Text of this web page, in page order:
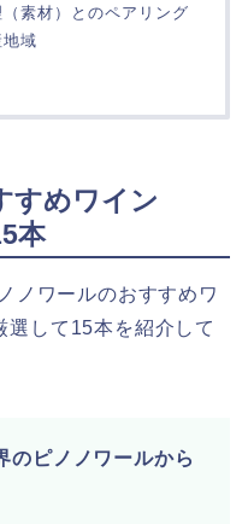
素材）とのペアリング
域
すめワイン
本
ノワールのおすすめワ
選して15本を紹介して
のピノノワールから